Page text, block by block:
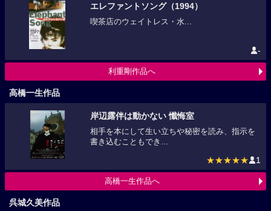
エレファントソング（1994）
喫茶店のウェイトレス・水...
-
利重剛作品へ
高橋一生作品
岸辺露伴は動かない 懺悔室
相手を本にして生い立ちや秘密を読み、指示を
書き込むこともでき...
★★★★★ 1
高橋一生作品へ
呉城久美作品